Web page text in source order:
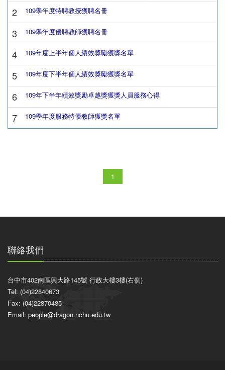
2 109學年度特聘教授獲聘名冊
3 109學年度優聘教師獲聘名冊
4 109年度上半年個人績效獎勵獲獎名單
5 109年度下半年個人績效獎勵獲獎名單
6 109年下半年績效獎勵卓越獎獲獎人員服務心得
7 109學年度服務特優教師獲獎名單
1
聯絡我們
台中市402南區興大路145號 行政大樓3樓(右側)
Tel: (04)22840673
Fax: (04)22870485
Email: people@dragon.nchu.edu.tw